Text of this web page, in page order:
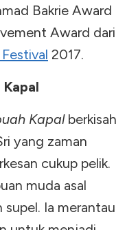
Bakrie Award
Award dari
2017.
Kapalberkisah
yang zaman
cukup pelik.
muda asal
Ia merantau